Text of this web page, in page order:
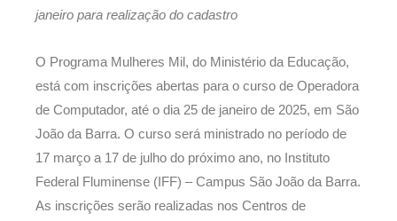
janeiro para realização do cadastro
O Programa Mulheres Mil, do Ministério da Educação,
está com inscrições abertas para o curso de Operadora
de Computador, até o dia 25 de janeiro de 2025, em São
João da Barra. O curso será ministrado no período de
17 março a 17 de julho do próximo ano, no Instituto
Federal Fluminense (IFF) – Campus São João da Barra.
As inscrições serão realizadas nos Centros de